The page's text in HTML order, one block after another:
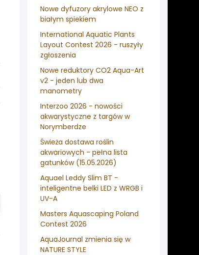
Nowe dyfuzory akrylowe NEO z
białym spiekiem
International Aquatic Plants
Layout Contest 2026 - ruszyły
zgłoszenia
Nowe reduktory CO2 Aqua-Art
v2 - jeden lub dwa
manometry
Interzoo 2026 - nowości
akwarystyczne z targów w
Norymberdze
Świeża dostawa roślin
akwariowych - pełna lista
gatunków (15.05.2026)
Aquael Leddy Slim BT -
inteligentne belki LED z WRGB i
UV-A
Masters Aquascaping Poland
Contest 2026
AquaJournal zmienia się w
NATURE STYLE